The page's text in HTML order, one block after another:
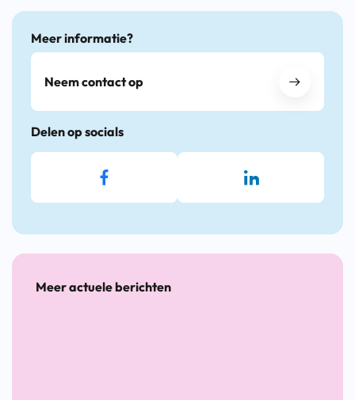
Meer informatie?
Neem contact op
Delen op socials
Meer actuele berichten